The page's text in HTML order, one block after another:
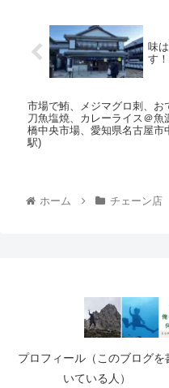
味
す
市場で鮪、メジマグロ刺、お
刀魚塩焼、カレーライス＠魚
橋中央市場、愛知県名古屋市
駅)
ホーム チェーン店
プロフィール（このブログを
いている人）